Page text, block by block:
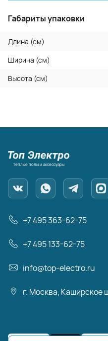
Габариты упаковки
Длина (см)
Ширина (см)
Высота (см)
теплые полы и аксессуары
+7 495 363-62-75
+7 495 133-62-75
info@top-electro.ru
г. Москва, Каширское